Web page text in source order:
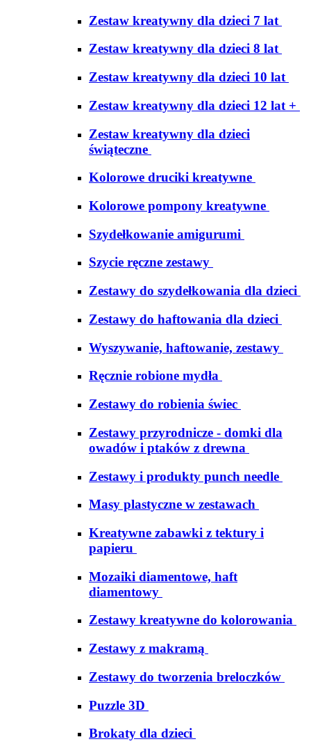
Zestaw kreatywny dla dzieci 7 lat
Zestaw kreatywny dla dzieci 8 lat
Zestaw kreatywny dla dzieci 10 lat
Zestaw kreatywny dla dzieci 12 lat +
Zestaw kreatywny dla dzieci
świąteczne
Kolorowe druciki kreatywne
Kolorowe pompony kreatywne
Szydełkowanie amigurumi
Szycie ręczne zestawy
Zestawy do szydełkowania dla dzieci
Zestawy do haftowania dla dzieci
Wyszywanie, haftowanie, zestawy
Ręcznie robione mydła
Zestawy do robienia świec
Zestawy przyrodnicze - domki dla
owadów i ptaków z drewna
Zestawy i produkty punch needle
Masy plastyczne w zestawach
Kreatywne zabawki z tektury i
papieru
Mozaiki diamentowe, haft
diamentowy
Zestawy kreatywne do kolorowania
Zestawy z makramą
Zestawy do tworzenia breloczków
Puzzle 3D
Brokaty dla dzieci